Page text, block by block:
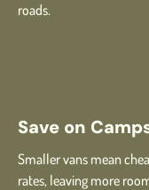
roads.
Save on
Smaller vans mean
rates, leaving more